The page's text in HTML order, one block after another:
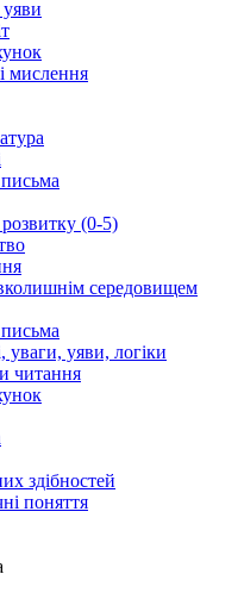
уяви
мислення
(0-5)
середовищем
уваги, уяви, логіки
читання
здібностей
поняття